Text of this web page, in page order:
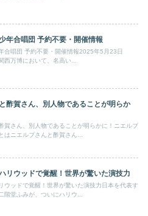
年合唱団 予約不要・開催情報
合唱団 予約不要・開催情報2025年5月23日
西万博において、名高い...
酢賀さん、別人物であることが明らか
賀さん、別人物であることが明らかに！ニエルブ
はニエルブさんと酢賀さん...
リウッドで覚醒！世界が驚いた演技力
ウッドで覚醒！世界が驚いた演技力日本を代表す
階堂ふみが、ついにハリウ...